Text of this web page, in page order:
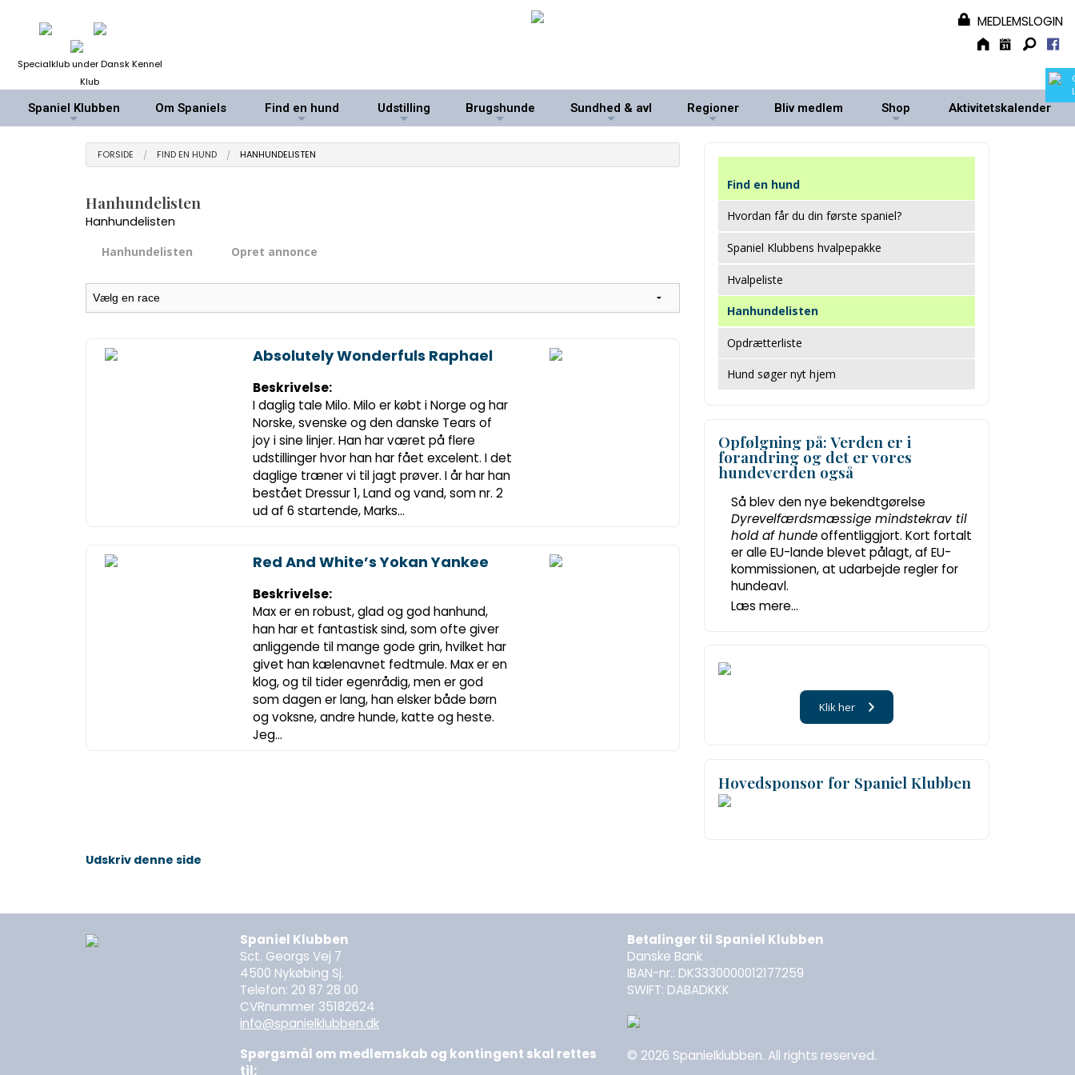
Specialklub under Dansk Kennel
Klub
MEDLEMSLOGIN
Spaniel Klubben Om Spaniels Find en hund Udstilling Brugshunde Sundhed & avl Regioner Bliv medlem Shop Aktivitetskalender
FORSIDE FIND EN HUND HANHUNDELISTEN
Hanhundelisten
Hanhundelisten
Hanhundelisten Opret annonce
Absolutely Wonderfuls Raphael
Beskrivelse:
I daglig tale Milo. Milo er købt i Norge og har
Norske, svenske og den danske Tears of
joy i sine linjer. Han har været på flere
udstillinger hvor han har fået excelent. I det
daglige træner vi til jagt prøver. I år har han
bestået Dressur 1, Land og vand, som nr. 2
ud af 6 startende, Marks...
Red And White’s Yokan Yankee
Beskrivelse:
Max er en robust, glad og god hanhund,
han har et fantastisk sind, som ofte giver
anliggende til mange gode grin, hvilket har
givet han kælenavnet fedtmule. Max er en
klog, og til tider egenrådig, men er god
som dagen er lang, han elsker både børn
og voksne, andre hunde, katte og heste.
Jeg...
Udskriv denne side
Find en hund
Hvordan får du din første spaniel?
Spaniel Klubbens hvalpepakke
Hvalpeliste
Hanhundelisten
Opdrætterliste
Hund søger nyt hjem
Opfølgning på: Verden er i
forandring og det er vores
hundeverden også
Så blev den nye bekendtgørelse
Dyrevelfærdsmæssige mindstekrav til
hold af hundeoffentliggjort. Kort fortalt
er alle EU-lande blevet pålagt, af EU-
kommissionen, at udarbejde regler for
hundeavl.
Læs mere...
Klik her
Hovedsponsor for Spaniel Klubben
Spaniel Klubben
Sct. Georgs Vej 7
4500 Nykøbing Sj.
Telefon: 20 87 28 00
CVRnummer 35182624
info@spanielklubben.dk
Spørgsmål om medlemskab og kontingent skal rettes
til:
Betalinger til Spaniel Klubben
Danske Bank
IBAN-nr.: DK3330000012177259
SWIFT: DABADKKK
© 2026 Spanielklubben. All rights reserved.